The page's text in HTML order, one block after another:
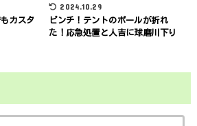
カスタ
2024.10.29
ピンチ！テントのポールが折れ
た！応急処置と人吉に球磨川下り